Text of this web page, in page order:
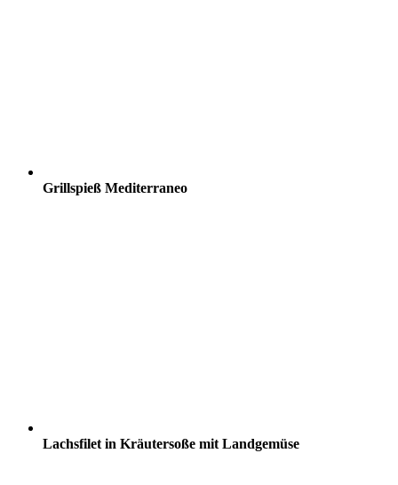
Grillspieß Mediterraneo
Lachsfilet in Kräutersoße mit Landgemüse